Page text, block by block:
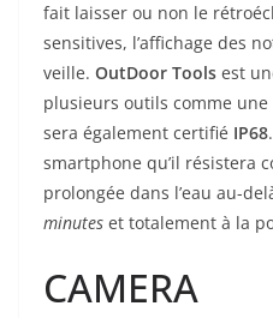
fait laisser ou non le
sensitives, l’affichage des
veille. OutDoor Tools est
plusieurs outils comme
sera également certifié IP68
smartphone qu’il résistera
prolongée dans l’eau au-
minutes et totalement à la
CAMERA